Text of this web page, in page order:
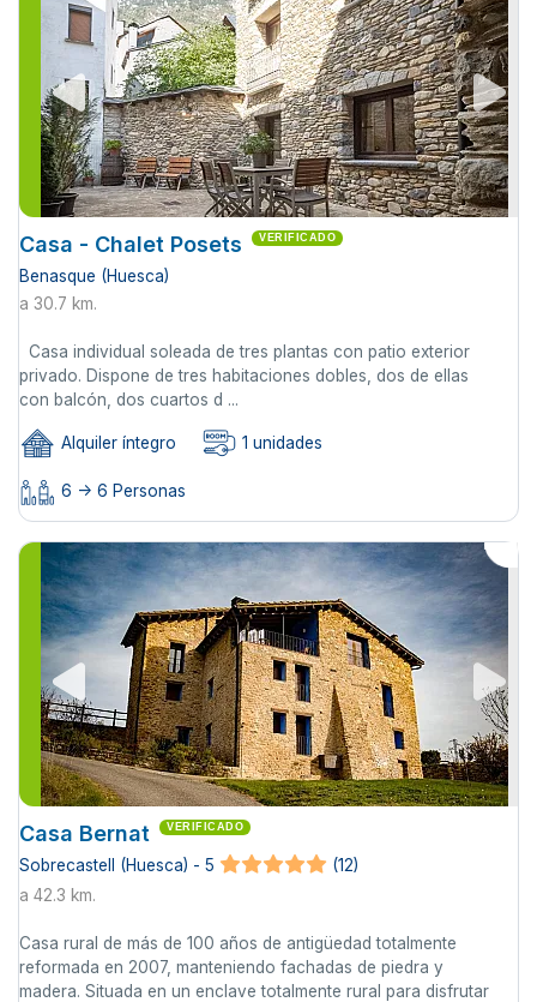
Casa - Chalet Posets VERIFICADO
Benasque (Huesca)
a 30.7 km.
Casa individual soleada de tres plantas con patio exterior
privado. Dispone de tres habitaciones dobles, dos de ellas
con balcón, dos cuartos d ...
Alquiler íntegro 1 unidades
6 -> 6 Personas
Casa Bernat VERIFICADO
Sobrecastell (Huesca) - 5
(12)
a 42.3 km.
Casa rural de más de 100 años de antigüedad totalmente
reformada en 2007, manteniendo fachadas de piedra y
madera. Situada en un enclave totalmente rural para disfrutar